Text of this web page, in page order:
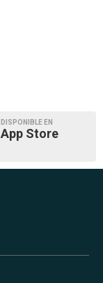
DISPONIBLE EN
App Store